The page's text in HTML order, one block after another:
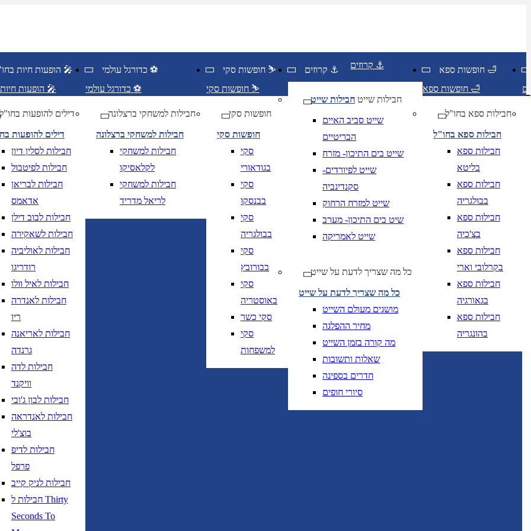
הופעות חיות בחו"ל 🎤
הופעות חיות בחו"ל 🎤
דילים להופעות בחו"ל
דילים להופעות
חבילות לסלין דיון
חבילות לפיטבול
חבילות לבריאן
אדאמס
חבילות לבוב דילן
חבילות לשאקירה
חבילות לאוליביה
רודריגו
חבילות לאיל וולו
חבילות לאנדרה
ריו
חבילות לאריאנה
גרנדה
חבילות לדה
וויקנד
חבילות לבון ג'ובי
חבילות לאנדראה
בוצ'לי
חבילות לדיפ
פרפל
חבילות לניק קייב
חבילות ל Thirty
Seconds To
כדורגל עולמי ⚽
כדורגל עולמי ⚽
חבילות למשחקי ברצלונה
חבילות למשחקי ברצלונה
חבילות למשחקי
לקלאסיקו
חבילות למשחקי
לריאל מדריד
חופשות סקי ⛷️
חופשות סקי ⛷️
חופשות סקי
חופשות סקי
סקי
בגודאורי
סקי
בבנסקו
סקי
בבולגריה
סקי
בבורובץ
סקי
באוסטריה
סקי כשר
סקי
למשפחות
קרוזים ⚓ קרוזים ⚓
חבילות שייט חבילות שייט
שייט סביב האיים
הבריטיים
שייט בים התיכון- מזרח
שייט לפיורדים-
סקנדינביה
שייט למזרח הרחוק
שיט בים התיכון- מערב
שייט לאמריקה
כל מה שצריך לדעת על שייט
כל מה שצריך לדעת על שייט
מושגים מעולם השייט
מחיר ההפלגה
מה קורה בזמן השייט
שאלות ותשובות
חדרים בספינה
סיורי חופים
חופשות ספא 🛁
חופשות ספא 🛁
חבילות ספא בחו"ל
חבילות ספא בחו"ל
חבילות ספא
בליטא
חבילות ספא
בבולגריה
חבילות ספא
בצ'כיה
חבילות ספא
בקרלובי וארי
חבילות ספא
בגאורגיה
חבילות ספא
בהונגריה
תאריך יציאה
נא לוודא בחירת יעד לפני בחירת
יום בשתי ספרות קו נטוי חודש בשתי ספרות קו נטוי
תאריך חזרה
DD/MM/YY יום בשתי ספרות קו נטוי חודש בשתי ספרות קו נטוי
תאריך יציאה
תאריך יציאה,